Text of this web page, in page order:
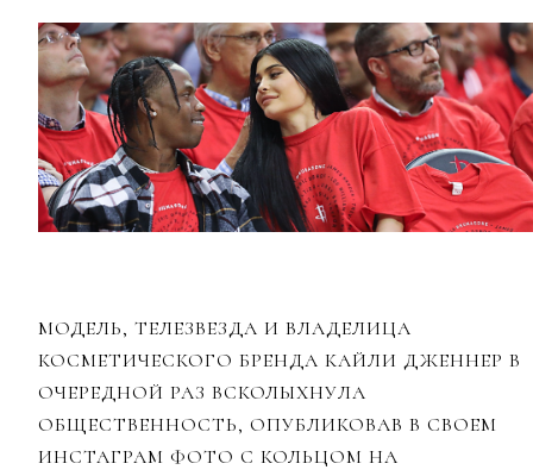
МОДЕЛЬ, ТЕЛЕЗВЕЗДА И ВЛАДЕЛИЦА
КОСМЕТИЧЕСКОГО БРЕНДА КАЙЛИ ДЖЕННЕР В
ОЧЕРЕДНОЙ РАЗ ВСКОЛЫХНУЛА
ОБЩЕСТВЕННОСТЬ, ОПУБЛИКОВАВ В СВОЕМ
ИНСТАГРАМ ФОТО С КОЛЬЦОМ НА